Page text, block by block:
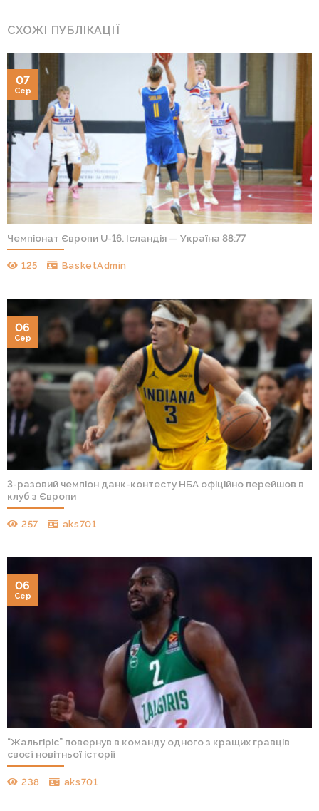
СХОЖІ ПУБЛІКАЦІЇ
Чемпіонат Європи U-16. Ісландія — Україна 88:77
125 BasketAdmin
07
Сер
3-разовий чемпіон данк-контесту НБА офіційно перейшов в
клуб з Європи
257 aks701
06
Сер
“Жальгіріс” повернув в команду одного з кращих гравців
своєї новітньої історії
238 aks701
06
Сер